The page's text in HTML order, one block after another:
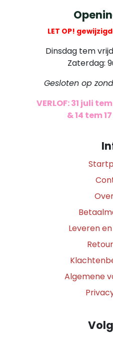
LET OP!
Dinsdag tem
Zaterdag:
Gesloten op
VERLOF: 31 juli
& 14 tem
Leveren
Algemene